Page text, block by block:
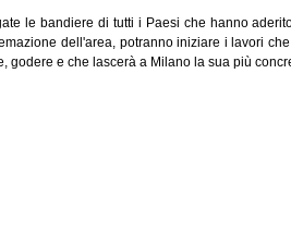
le bandiere di tutti i Paesi che hanno
dell'area, potranno iniziare i lavori
e che lascerà a Milano la sua più